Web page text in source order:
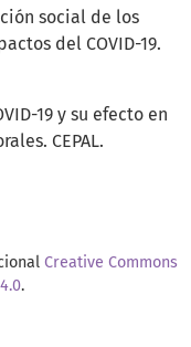
social de los
del COVID-19.
19 y su efecto en
CEPAL.
Creative Commons
.